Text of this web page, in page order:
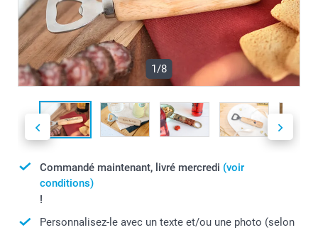
1/8
Commandé maintenant, livré mercredi (voir
conditions)
!
Personnalisez-le avec un texte et/ou une photo (selon